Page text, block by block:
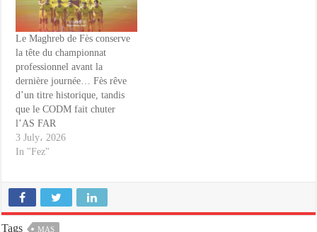
Le Maghreb de Fès conserve
la tête du championnat
professionnel avant la
dernière journée… Fès rêve
d’un titre historique, tandis
que le CODM fait chuter
l’AS FAR
3 July، 2026
In "Fez"
Tags MAS